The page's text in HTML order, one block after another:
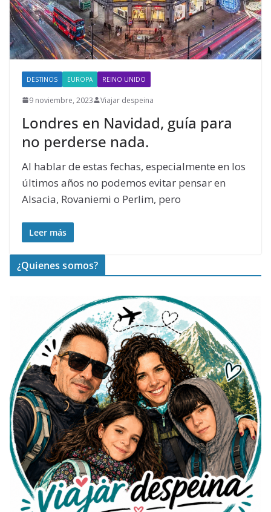
DESTINOS EUROPA REINO UNIDO
9 noviembre, 2023 Viajar despeina
Londres en Navidad, guía para
no perderse nada.
Al hablar de estas fechas, especialmente en los
últimos años no podemos evitar pensar en
Alsacia, Rovaniemi o Perlim, pero
Leer más
¿Quienes somos?